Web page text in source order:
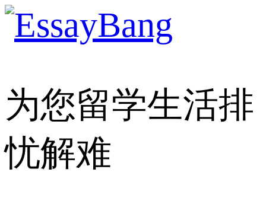
为您留学生活排
忧解难